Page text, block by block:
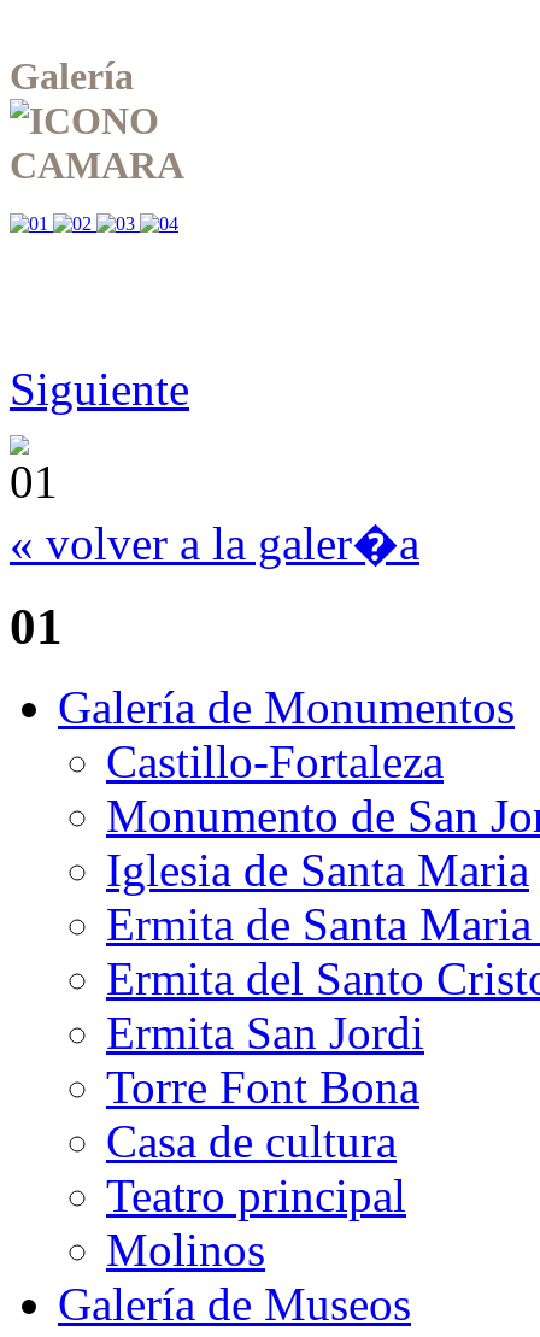
Galería
Siguiente
« volver a la galer�a
01
Galería de Monumentos
Castillo-Fortaleza
Monumento de San
Iglesia de Santa Maria
Ermita de Santa
Ermita del Santo
Ermita San Jordi
Torre Font Bona
Casa de cultura
Teatro principal
Molinos
Galería de Museos